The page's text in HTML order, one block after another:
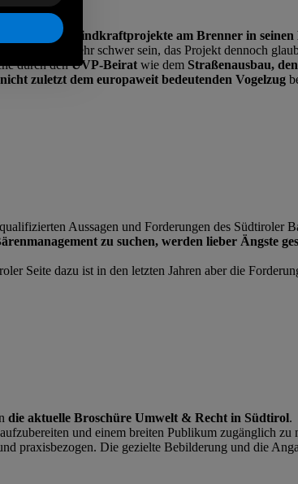
der Windkraftprojekte am Brenner in seinen
sehr schwer sein, das Projekt dennoch
durch denUVP-Beirat wie dem Straßenausbau,
zuletzt dem europaweit bedeutenden Vogelzug
Aussagen und Forderungen des Südtiroler
zu suchen, werden lieber Ängste
Seite dazu ist in den letzten Jahren aber die
die aktuelle Broschüre Umwelt & Recht in Südtirol.
und einem breiten Publikum zugänglich zu
praxisbezogen. Die gezielte Bebilderung und die